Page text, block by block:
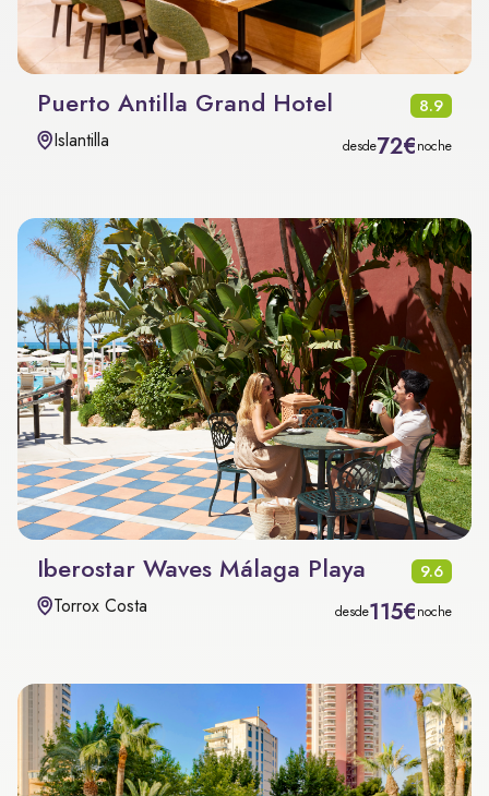
Puerto Antilla Grand Hotel 8.9
Islantilla desde72€noche
Iberostar Waves Málaga Playa 9.6
Torrox Costa desde115€noche